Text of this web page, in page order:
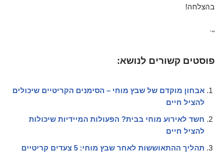
בהצלחה!
"`
פוסטים קשורים לנושא:
אבחון מוקדם של שבץ מוחי – הסימנים הקריטיים שיכולים
להציל חיים
חשד לאירוע מוחי בבית? הפעולות המיידיות שיכולות
להציל חיים
תהליך ההתאוששות לאחר שבץ מוחי: 5 צעדים קריטיים